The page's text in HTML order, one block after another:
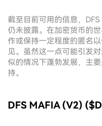
截至目前可用的信息，
仍未披露。在加密货币的
作或保持一定程度的匿名
见。虽然这一点可能引发
似的情况下蓬勃发展，主
持。
DFS MAFIA (V2)